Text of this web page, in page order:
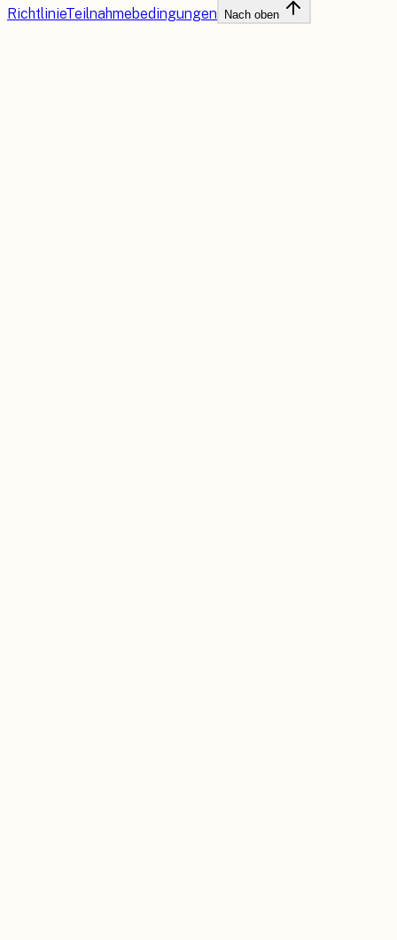
RichtlinieTeilnahmebedingungen Nach oben